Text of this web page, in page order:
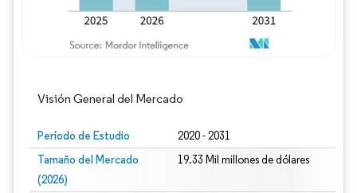
Visión General del Mercado
Período de Estudio 2020 - 2031
Tamaño del Mercado
(2026)
19.33 Mil millones de dólares